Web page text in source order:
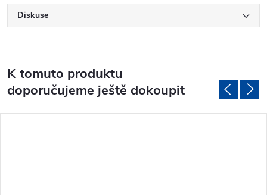
Diskuse
K tomuto produktu
doporučujeme ještě dokoupit